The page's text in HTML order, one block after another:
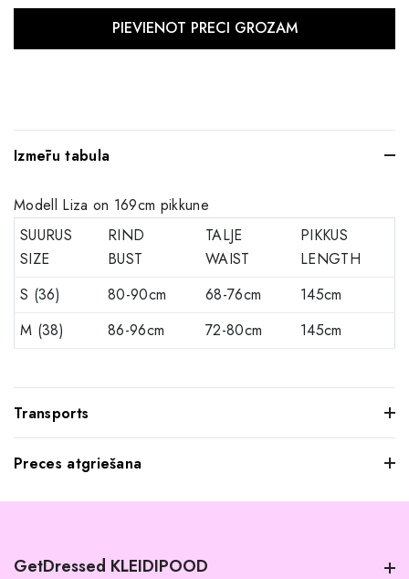
Izmēru tabula
Modell Liza on 169cm pikkune
SUURUS
SIZE
RIND
BUST
TALJE
WAIST
PIKKUS
LENGTH
S (36)
80-90cm 68-76cm
145cm
M (38)
86-96cm 72-80cm 145cm
Transports
Preces atgriešana
atgriezt mums visus produktus, kurus nevēlaties paturēt.
GetDressed KLEIDIPOOD